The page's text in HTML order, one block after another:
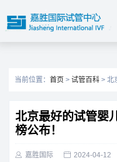
当前位置： 首页 > 试管百科 > 北
北京最好的试管婴
榜公布！
 嘉胜国际  2024-04-12